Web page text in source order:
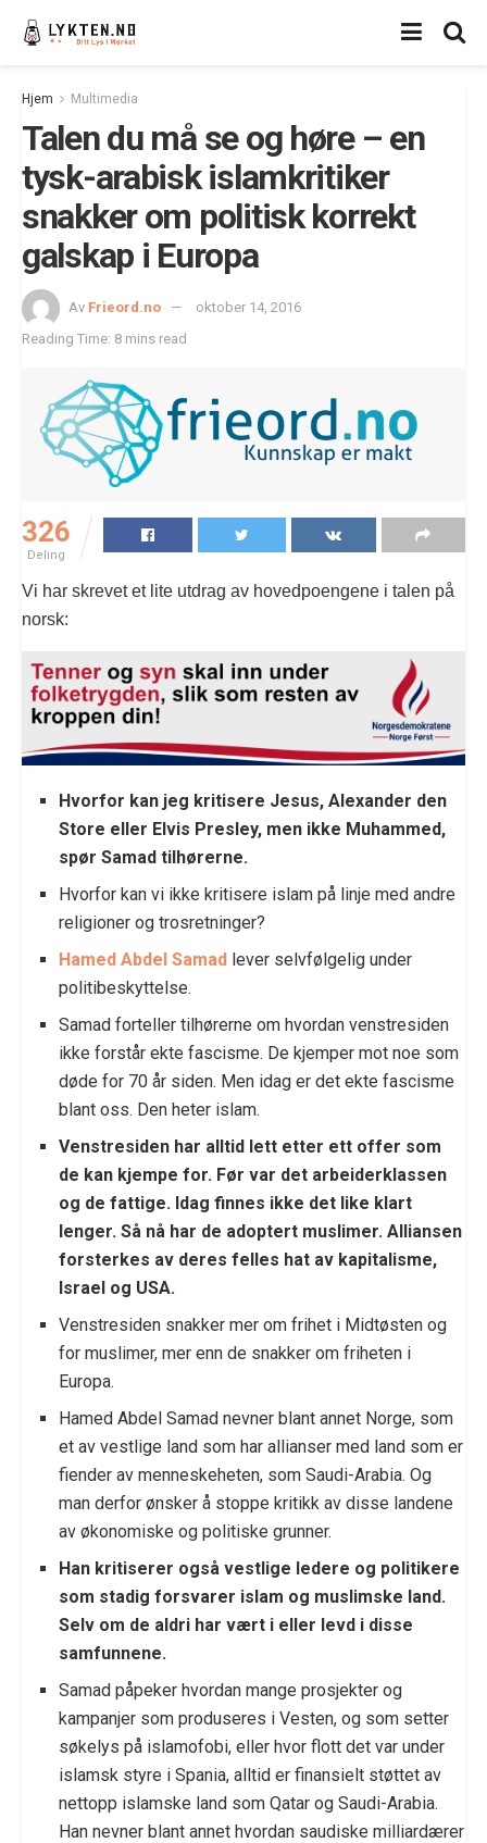
Hjem Multimedia
Talen du må se og høre – en
tysk-arabisk islamkritiker
snakker om politisk korrekt
galskap i Europa
Av Frieord.no
oktober 14, 2016
Reading Time: 8 mins read
326
Deling
Vi har skrevet et lite utdrag av hovedpoengene i talen på
norsk:
Hvorfor kan jeg kritisere Jesus, Alexander den
Store eller Elvis Presley, men ikke Muhammed,
spør Samad tilhørerne.
Hvorfor kan vi ikke kritisere islam på linje med andre
religioner og trosretninger?
Hamed Abdel Samad lever selvfølgelig under
politibeskyttelse.
Samad forteller tilhørerne om hvordan venstresiden
ikke forstår ekte fascisme. De kjemper mot noe som
døde for 70 år siden. Men idag er det ekte fascisme
blant oss. Den heter islam.
Venstresiden har alltid lett etter ett offer som
de kan kjempe for. Før var det arbeiderklassen
og de fattige. Idag finnes ikke det like klart
lenger. Så nå har de adoptert muslimer. Alliansen
forsterkes av deres felles hat av kapitalisme,
Israel og USA.
Venstresiden snakker mer om frihet i Midtøsten og
for muslimer, mer enn de snakker om friheten i
Europa.
Hamed Abdel Samad nevner blant annet Norge, som
et av vestlige land som har allianser med land som er
fiender av menneskeheten, som Saudi-Arabia. Og
man derfor ønsker å stoppe kritikk av disse landene
av økonomiske og politiske grunner.
Han kritiserer også vestlige ledere og politikere
som stadig forsvarer islam og muslimske land.
Selv om de aldri har vært i eller levd i disse
samfunnene.
Samad påpeker hvordan mange prosjekter og
kampanjer som produseres i Vesten, og som setter
søkelys på islamofobi, eller hvor flott det var under
islamsk styre i Spania, alltid er finansielt støttet av
nettopp islamske land som Qatar og Saudi-Arabia.
Han nevner blant annet hvordan saudiske milliardærer